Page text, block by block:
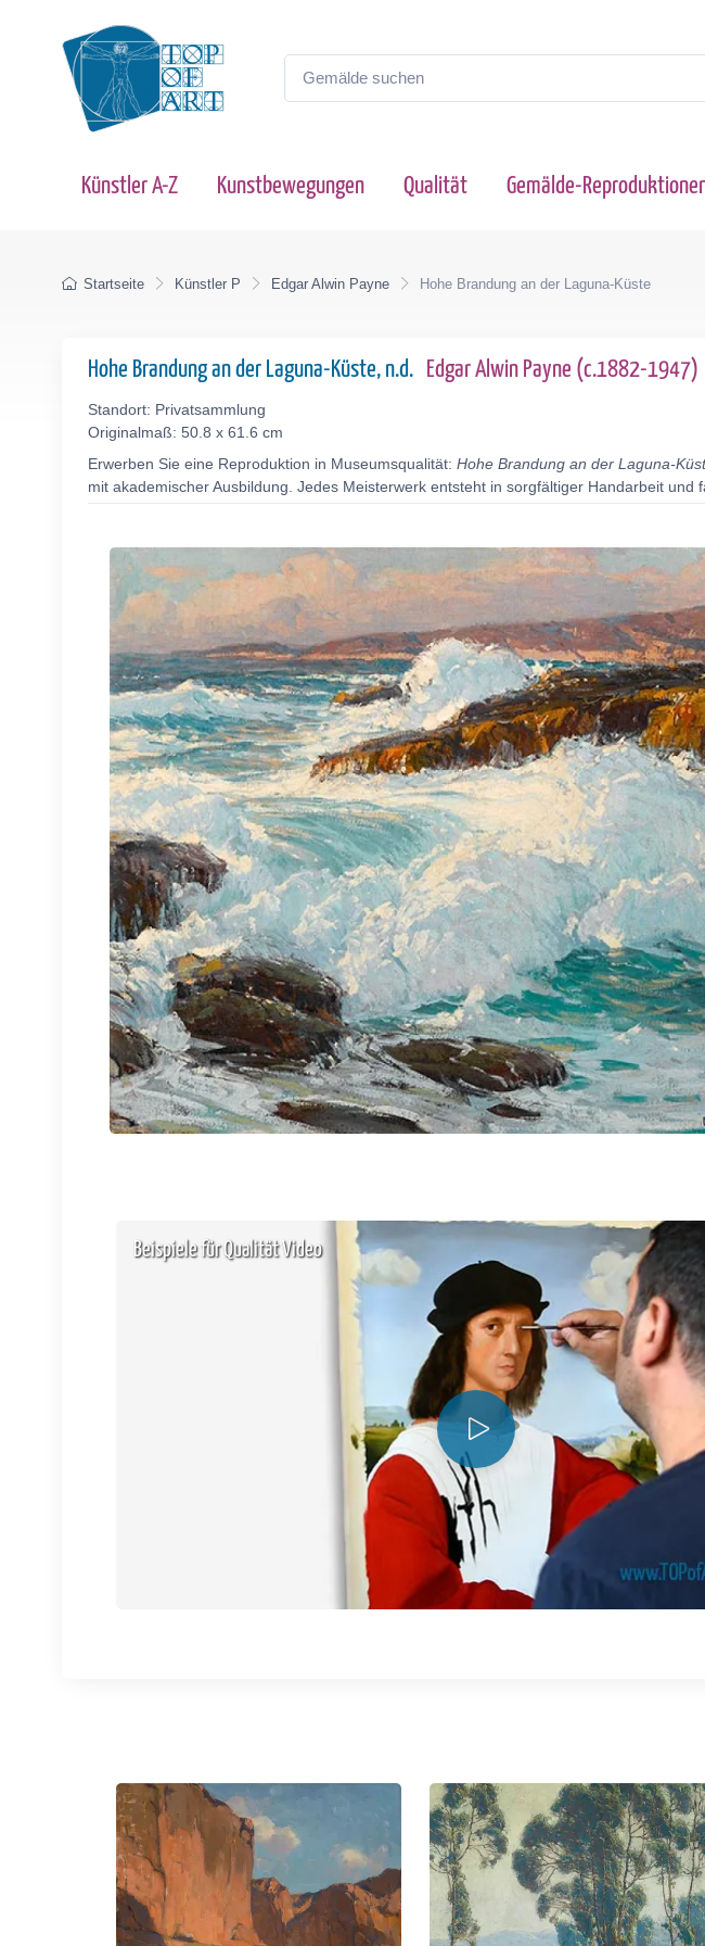
Künstler A-Z Kunstbewegungen Qualität Gemälde-
Startseite Künstler P Edgar Alwin Payne Hohe Brandung an der Laguna-Küste
Hohe Brandung an der Laguna-Küste, n.d. Edgar Alwin Payne (c.1882-1947)
Standort: Privatsammlung
Originalmaß: 50.8 x 61.6 cm
Erwerben Sie eine Reproduktion in Museumsqualität: Hohe Brandung an der Laguna-
mit akademischer Ausbildung. Jedes Meisterwerk entsteht in sorgfältiger Handarbeit
Beispiele für Qualität Video